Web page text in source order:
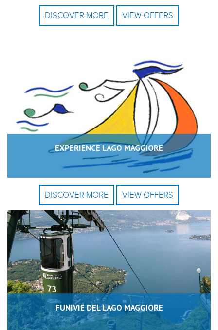
DISCOVER MORE VIEW OFFERS
EXPERIENCE LAGO MAGGIORE
DISCOVER MORE VIEW OFFERS
FUNIVIE DEL LAGO MAGGIORE